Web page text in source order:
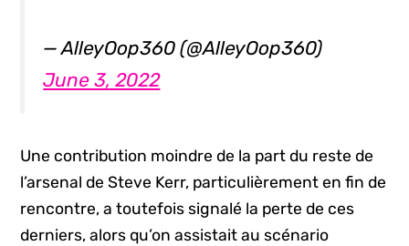
— AlleyOop360 (@AlleyOop360)
June 3, 2022
Une contribution moindre de la part du reste de
l’arsenal de Steve Kerr, particulièrement en fin de
rencontre, a toutefois signalé la perte de ces
derniers, alors qu’on assistait au scénario